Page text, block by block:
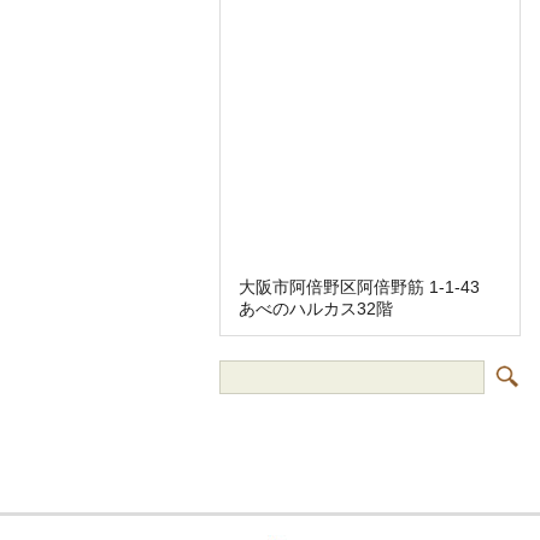
大阪市阿倍野区阿倍野筋 1-1-43
あべのハルカス32階